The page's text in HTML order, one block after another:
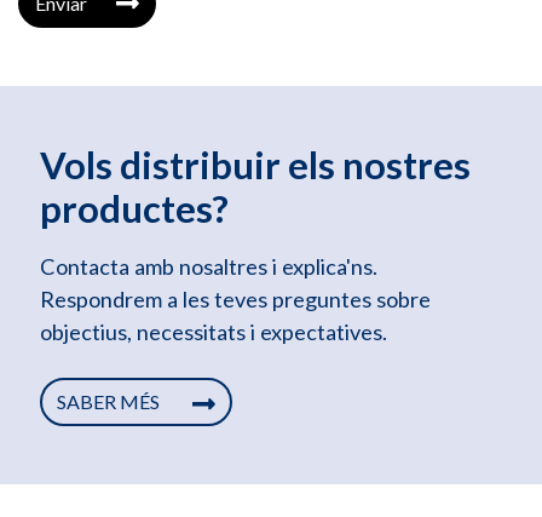
Vols distribuir els nostres
productes?
Contacta amb nosaltres i explica'ns.
Respondrem a les teves preguntes sobre
objectius, necessitats i expectatives.
SABER MÉS